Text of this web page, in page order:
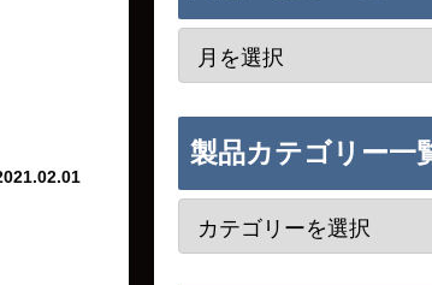
製品カテゴリー一